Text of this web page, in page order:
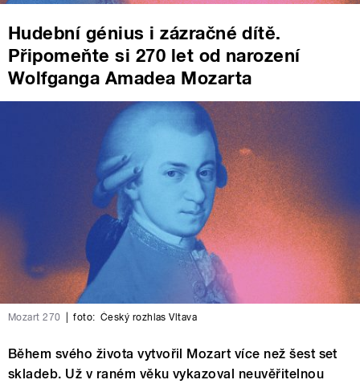
Hudební génius i zázračné dítě.
Připomeňte si 270 let od narození
Wolfganga Amadea Mozarta
Mozart 270 foto: Český rozhlas Vltava
Během svého života vytvořil Mozart více než šest set
skladeb. Už v raném věku vykazoval neuvěřitelnou